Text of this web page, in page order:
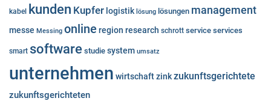
kabel kunden Kupfer logistik lösung lösungen management
messe Messing online region research schrott service services
smart software studie system umsatz
unternehmen wirtschaftzinkzukunftsgerichtete
zukunftsgerichteten